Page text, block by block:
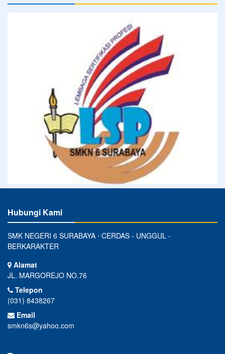
Hubungi Kami
SMK NEGERI 6 SURABAYA ⋅ CERDAS - UNGGUL -
BERKARAKTER
Alamat
JL. MARGOREJO NO.76
Telepon
(031) 8438267
Email
smkn6s@yahoo.com